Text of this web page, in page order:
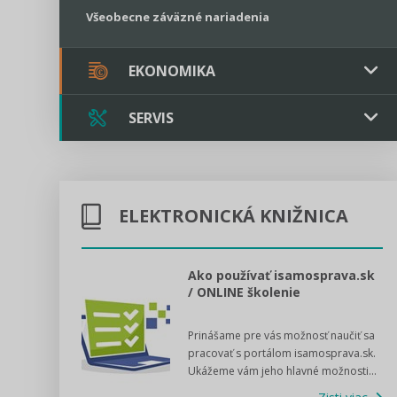
Všeobecne záväzné nariadenia
EKONOMIKA
Verejné obstarávanie
Majetok
Rozpočet
Sociálne podniky
Štátna pomoc
SERVIS
Kontakt
Tlačová agentúra
VIDEO produkcia
ELEKTRONICKÁ KNIŽNICA
Ako používať isamosprava.sk
/ ONLINE školenie
Prinášame pre vás možnosť naučiť sa
pracovať s portálom isamosprava.sk.
Ukážeme vám jeho hlavné možnosti...